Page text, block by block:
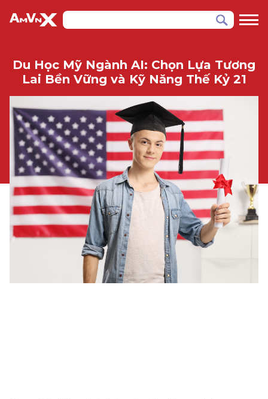
Du Học Mỹ Ngành AI: Chọn Lựa Tương
Lai Bền Vững và Kỹ Năng Thế Kỷ 21